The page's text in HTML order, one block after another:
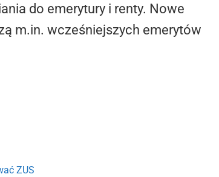
do emerytury i renty. Nowe
m.in. wcześniejszych emerytów
ZUS